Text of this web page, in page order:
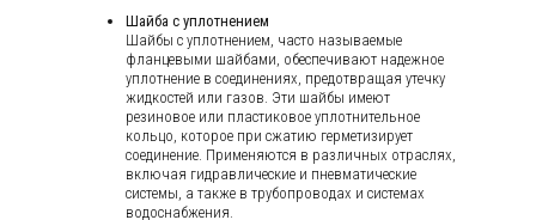
Шайба с уплотнением
Шайбы с уплотнением, часто называемые
фланцевыми шайбами, обеспечивают надежное
уплотнение в соединениях, предотвращая утечку
жидкостей или газов. Эти шайбы имеют
резиновое или пластиковое уплотнительное
кольцо, которое при сжатию герметизирует
соединение. Применяются в различных отраслях,
включая гидравлические и пневматические
системы, а также в трубопроводах и системах
водоснабжения.